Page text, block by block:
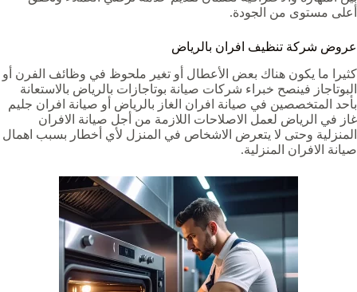
أعلى مستوى من الجودة.
عروض شركة تنظيف افران بالرياض
كثيرا ما يكون هناك بعض الأعطال أو تغير ملحوظ في وظائف الفرن أو
البوتاجاز فينصح خبراء شركات صيانة بوتاجازات بالرياض بالاستعانة
بأحد المتخصصين في صيانة افران الغاز بالرياض أو صيانة افران جليم
غاز في الرياض لعمل الاصلاحات اللازمة من أجل صيانة الافران
المنزلية وحتى لا يتعرض الاشخاص في المنزل لأي أخطار بسبب اهمال
صيانة الافران المنزلية.